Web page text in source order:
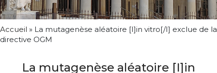
Accueil » La mutagenèse aléatoire [I]in vitro[/I] exclue de la
directive OGM
La mutagenèse aléatoire [I]in